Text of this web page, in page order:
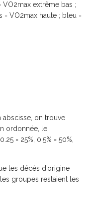
VO2max extrême bas ;
= VO2max haute ; bleu =
abscisse, on trouve
ordonnée, le
= 25%, 0,5% = 50%,
les décès d’origine
groupes restaient les